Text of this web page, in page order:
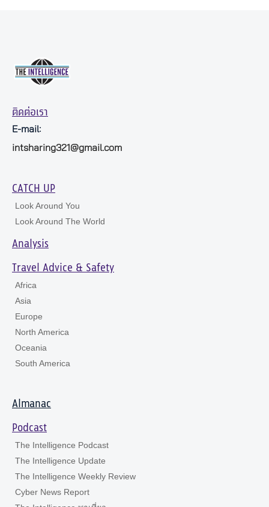
ติดต่อเรา
E-mail:
intsharing321@gmail.com
CATCH UP
Look Around You
Look Around The World
Analysis
Travel Advice & Safety
Africa
Asia
Europe
North America
Oceania
South America
Almanac
Podcast
The Intelligence Podcast
The Intelligence Update
The Intelligence Weekly Review
Cyber News Report